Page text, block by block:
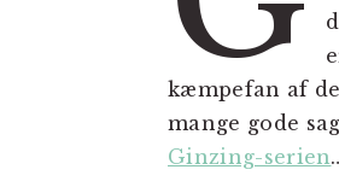
kæmpefan af
mange gode
Ginzing-serien